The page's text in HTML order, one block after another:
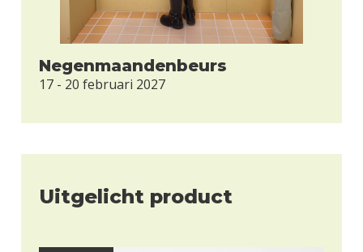
Negenmaandenbeurs
17 - 20 februari 2027
Uitgelicht product